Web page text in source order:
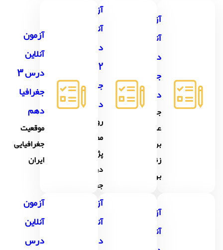
آزمون
آنلاین
جغرافیا
دهم
جغرافیا،
علمی
برای
زندگی
بهتر
آزمون
آنلاین
درس
2
جغرافیا
دهم
روش
مطالعه و
پژوهش
در
جغرافیا
آزمون
آنلاین
درس 3
جغرافیا
دهم
موقعیت
جغرافیایی
ایران
آزمون
آنلاین
آزمون
آنلاین
درس
آزمون
آنلاین
درس